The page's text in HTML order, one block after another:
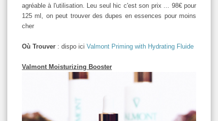
agréable à l'utilisation. Leu seul hic c'est son prix ... 98€ pour
125 ml, on peut trouver des dupes en essences pour moins
cher
Où Trouver : dispo ici Valmont Priming with Hydrating Fluide
Valmont Moisturizing Booster